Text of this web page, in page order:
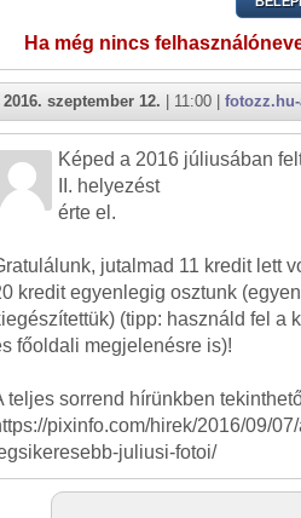
Ha még nincs
2016. szeptember 12. | 11:00 |
Képed a 2016 júliusában
II. helyezést
érte el.
jutalmad 11 kredit lett
kredit egyenlegig osztunk
(tipp: használd fel a
főoldali megjelenésre is)!
teljes sorrend hírünkben
pixinfo.com/hirek/2016/09/
juliusi-fotoi/